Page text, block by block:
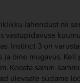
lahendust nii
Instinct 3 on
öine mugavus.
Koosta samm-
ülevaate südame